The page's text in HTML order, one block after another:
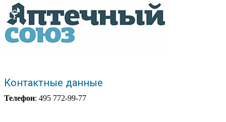
Контактные данные
Телефон: 495 772-99-77